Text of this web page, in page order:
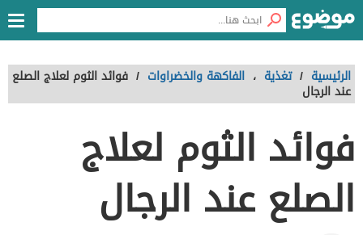
الرئيسية / تغذية ، الفاكهة والخضراوات / فوائد الثوم لعلاج الصلع
عند الرجال
فوائد الثوم لعلاج
الصلع عند الرجال